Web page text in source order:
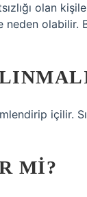
olan
neden olabilir.
içilir.
MI?